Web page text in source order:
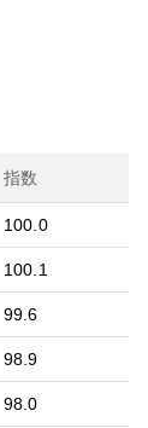
指数
100.0
100.1
99.6
98.9
98.0